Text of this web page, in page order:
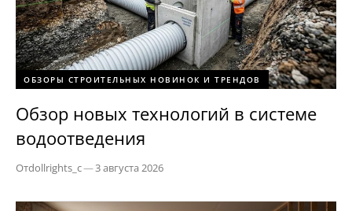
ОБЗОРЫ СТРОИТЕЛЬНЫХ НОВИНОК И ТРЕНДОВ
Обзор новых технологий в системе
водоотведения
Отdollrights_c—3 августа 2026